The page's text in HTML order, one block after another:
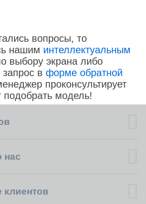
вопросы, то
нашим интеллектуальным
выбору экрана либо
в форме обратной
проконсультирует
модель!
нас